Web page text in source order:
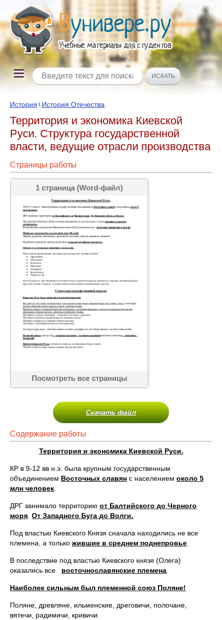
История \ История Отечества
Территория и экономика Киевской
Руси. Структура государственной
власти, ведущие отрасли производства
Страницы работы
1 страница (Word-файл)
Посмотреть все страницы
Скачать файл
Содержание работы
Территория и экономика Киевской Руси.
КР в 9-12 вв н.э. была крупным государственным
объединением Восточных славян с населением около 5
млн человек
ДРГ занимало территорию от Балтийского до Черного
моря От Западного Буга до Волги.
Под властью Киевского Князя сначала находились не все
племена, а только жившие в среднем поднепровье
В последствие под властью Киевского князя (Олега)
оказались все восточнославянские племена
Наиболее сильным был племенной союз Поляне!
Поляне, древляне, ильменские, дреговичи, полочане,
вятечи, радимичи, кривичи.